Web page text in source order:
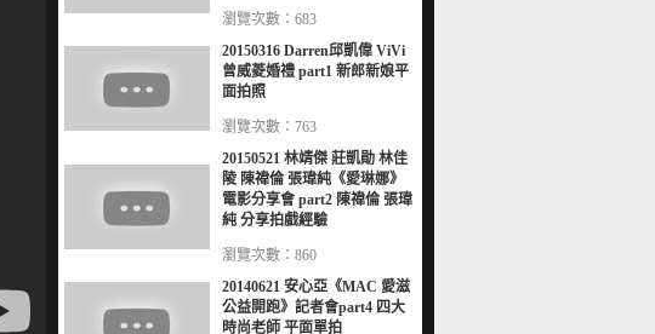
瀏覽次數：683
20150316 Darren邱凱偉 ViVi
曾威菱婚禮 part1 新郎新娘平
面拍照
瀏覽次數：763
20150521 林靖傑 莊凱勛 林佳
陵 陳禕倫 張瑋純《愛琳娜》
電影分享會 part2 陳禕倫 張瑋
純 分享拍戲經驗
瀏覽次數：860
20140621 安心亞《MAC 愛滋
公益開跑》記者會part4 四大
時尚老師 平面單拍